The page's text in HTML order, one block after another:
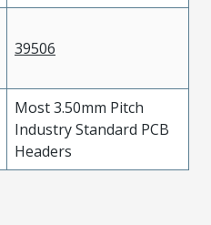
39506
Most 3.50mm Pitch
Industry Standard PCB
Headers